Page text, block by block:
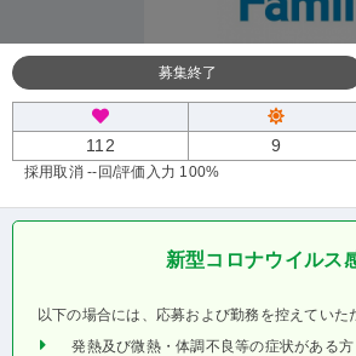
募集終了
112 9
採用取消 --回/評価入力 100%
新型コロナウイルス
以下の場合には、応募および勤務を控えていた
発熱及び微熱・体調不良等の症状がある方